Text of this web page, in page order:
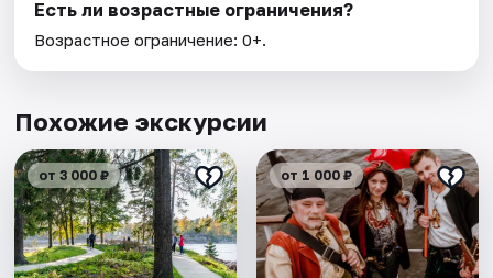
Есть ли возрастные ограничения?
Возрастное ограничение: 0+.
Похожие экскурсии
от 3 000 ₽ от 1 000 ₽